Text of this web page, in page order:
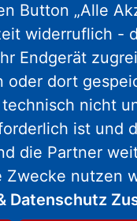
Die
ProjektStadt
für 34
Rund ein Drittel der
Wachstum und
Zusammenhalt und
das Konto der
NHW gibt
Button „Alle
widerruflich -
Endgerät
oder dort
nicht
ist und
die Partner
Zwecke nutzen
Datenschutz